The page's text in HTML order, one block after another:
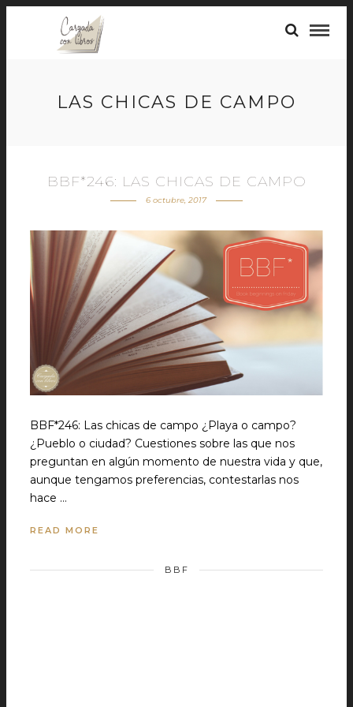
LAS CHICAS DE CAMPO
BBF*246: LAS CHICAS DE CAMPO
6 octubre, 2017
BBF*246: Las chicas de campo ¿Playa o campo?
¿Pueblo o ciudad? Cuestiones sobre las que nos
preguntan en algún momento de nuestra vida y que,
aunque tengamos preferencias, contestarlas nos
hace …
READ MORE
BBF